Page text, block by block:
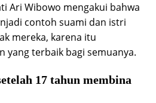
Ari Wibowo mengakui bahwa
contoh suami dan istri
mereka, karena itu
yang terbaik bagi semuanya.
17 tahun membina